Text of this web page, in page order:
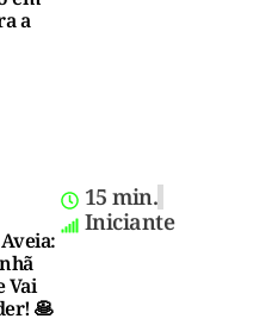
a
Vai
🥞
15 min.
Iniciante